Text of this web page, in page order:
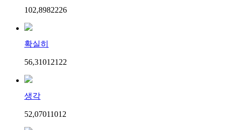
102,8982226
확실히
56,31012122
생각
52,07011012